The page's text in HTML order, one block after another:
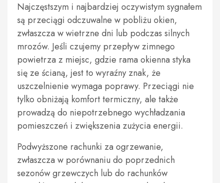
Najczęstszym i najbardziej oczywistym sygnałem
są przeciągi odczuwalne w pobliżu okien,
zwłaszcza w wietrzne dni lub podczas silnych
mrozów. Jeśli czujemy przepływ zimnego
powietrza z miejsc, gdzie rama okienna styka
się ze ścianą, jest to wyraźny znak, że
uszczelnienie wymaga poprawy. Przeciągi nie
tylko obniżają komfort termiczny, ale także
prowadzą do niepotrzebnego wychładzania
pomieszczeń i zwiększenia zużycia energii.
Podwyższone rachunki za ogrzewanie,
zwłaszcza w porównaniu do poprzednich
sezonów grzewczych lub do rachunków